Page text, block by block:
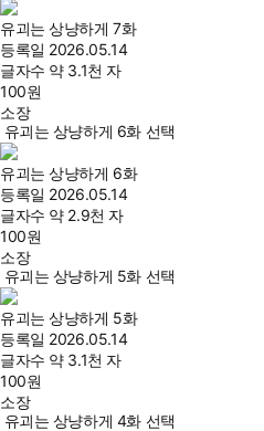
유괴는 상냥하게 7화
등록일 2026.05.14
글자수 약 3.1천 자
100원
소장
유괴는 상냥하게 6화 선택
유괴는 상냥하게 6화
등록일 2026.05.14
글자수 약 2.9천 자
100원
소장
유괴는 상냥하게 5화 선택
유괴는 상냥하게 5화
등록일 2026.05.14
글자수 약 3.1천 자
100원
소장
유괴는 상냥하게 4화 선택